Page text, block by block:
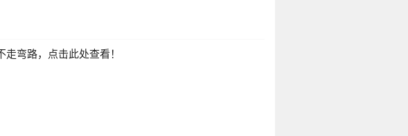
弯路，点击此处查看！